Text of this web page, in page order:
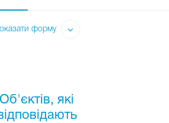
форму
Об'єктів, які